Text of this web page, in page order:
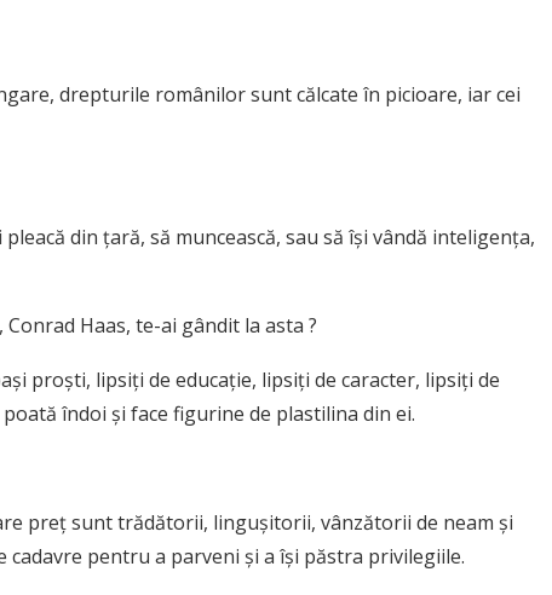
drepturile românilor sunt călcate în picioare, iar cei
din țară, să muncească, sau să își vândă inteligența,
Haas, te-ai gândit la asta ?
proști, lipsiți de educație, lipsiți de caracter, lipsiți de
îndoi și face figurine de plastilina din ei.
preț sunt trădătorii, lingușitorii, vânzătorii de neam și
pentru a parveni și a își păstra privilegiile.